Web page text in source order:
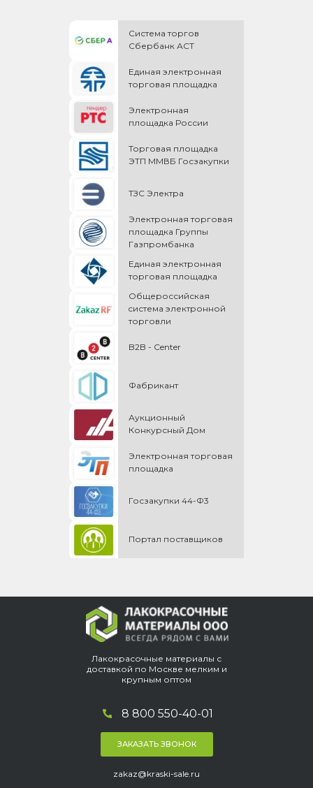
Система торгов
Сбербанк АСТ
Единая электронная
торговая площадка
Электронная
площадка России
Торговая площадка
ЭТП ММВБ Госзакупки
ТЗС Электра
Электронная торговая
площадка Группы
Газпромбанка
Единая электронная
торговая площадка
Общероссийская
cистема электронной
торговли
B2B - Center
Фабрикант
Аукционный
Конкурсный Дом
Электронная торговая
площадка
Госзакупки 44-Ф3
Портал поставщиков
Лакокрасочные материалы с
доставкой по Москве мелким и
крупным оптом
8 800 550-40-01
ЗАКАЗАТЬ ЗВОНОК
zakaz@kraski-sale.ru